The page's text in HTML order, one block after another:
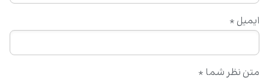
متن نظر شما *
ایمیل *